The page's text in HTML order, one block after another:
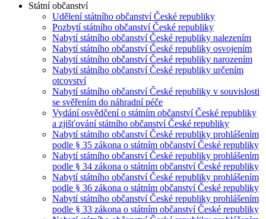
Státní občanství
Udělení státního občanství České republiky
Pozbytí státního občanství České republiky
Nabytí státního občanství České republiky nalezením
Nabytí státního občanství České republiky osvojením
Nabytí státního občanství České republiky narozením
Nabytí státního občanství České republiky určením
otcovství
Nabytí státního občanství České republiky v souvislosti
se svěřením do náhradní péče
Vydání osvědčení o státním občanství České republiky
a zjišťování státního občanství České republiky
Nabytí státního občanství České republiky prohlášením
podle § 35 zákona o státním občanství České republiky
Nabytí státního občanství České republiky prohlášením
podle § 34 zákona o státním občanství České republiky
Nabytí státního občanství České republiky prohlášením
podle § 36 zákona o státním občanství České republiky
Nabytí státního občanství České republiky prohlášením
podle § 33 zákona o státním občanství České republiky